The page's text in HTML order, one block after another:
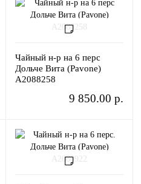
Чайный н-р на 6 перс
Дольче Вита (Pavone)
A2088258
9 850.00 р.